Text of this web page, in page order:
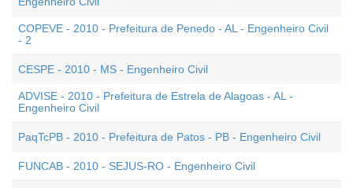
COPEVE - 2010 - Prefeitura de Penedo - AL - Engenheiro Civil
- 2
CESPE - 2010 - MS - Engenheiro Civil
ADVISE - 2010 - Prefeitura de Estrela de Alagoas - AL -
Engenheiro Civil
PaqTcPB - 2010 - Prefeitura de Patos - PB - Engenheiro Civil
FUNCAB - 2010 - SEJUS-RO - Engenheiro Civil